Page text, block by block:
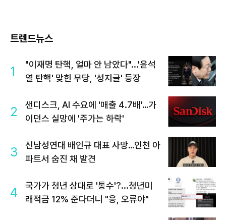
트렌드뉴스
1
"이재명 탄핵, 얼마 안 남았다"...'윤석
열 탄핵' 맞힌 무당, '성지글' 등장
2
샌디스크, AI 수요에 '매출 4.7배'…가
이던스 실망에 '주가는 하락'
3
신남성연대 배인규 대표 사망…인천 아
파트서 숨진 채 발견
4
국가가 청년 상대로 '통수'?...청년미
래적금 12% 준다더니 "응, 오류야"